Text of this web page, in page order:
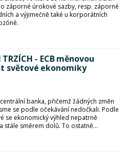
záporné úrokové sazby, resp. záporné
a výjimečně také u korporátních
- ECB měnovou
světové ekonomiky
banka, přičemž žádných změn
se podle očekávání nedočkali. Podle
se ekonomický výhled nepatrně
stále směrem dolů. To ostatně...